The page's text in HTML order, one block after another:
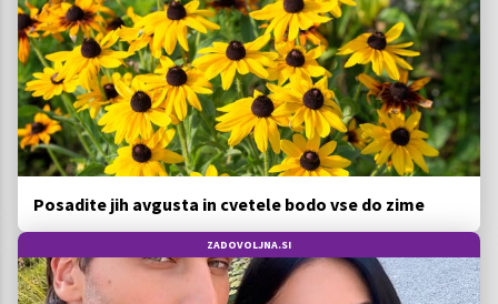
Posadite jih avgusta in cvetele bodo vse do zime
ZADOVOLJNA.SI